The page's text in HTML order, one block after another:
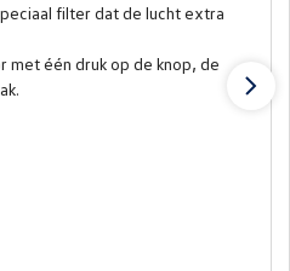
filter dat de lucht extra
met één druk op de knop, de